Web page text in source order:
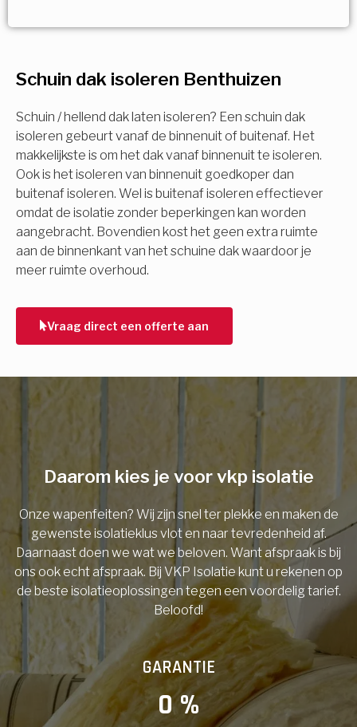
Schuin dak isoleren Benthuizen
Schuin / hellend dak laten isoleren? Een schuin dak
isoleren gebeurt vanaf de binnenuit of buitenaf. Het
makkelijkste is om het dak vanaf binnenuit te isoleren.
Ook is het isoleren van binnenuit goedkoper dan
buitenaf isoleren. Wel is buitenaf isoleren effectiever
omdat de isolatie zonder beperkingen kan worden
aangebracht. Bovendien kost het geen extra ruimte
aan de binnenkant van het schuine dak waardoor je
meer ruimte overhoud.
Vraag direct een offerte aan
Meerdere keuzes mogelijk
Isolatiemaatregel
Spouwisolatie
Vloerisolatie
Dakisolatie
Gevelisolatie
Vorige Volgende
subsidie!
Vul uw gegevens in en ontvang nu direct uw
berekening per mail.
Voornaam
Telefoonnummer
Vorige
Daarom kies je voor vkp isolatie
Onze wapenfeiten? Wij zijn snel ter plekke en maken de
gewenste isolatieklus vlot en naar tevredenheid af.
Daarnaast doen we wat we beloven. Want afspraak is bij
ons ook echt afspraak. Bij VKP Isolatie kunt u rekenen op
de beste isolatieoplossingen tegen een voordelig tarief.
Beloofd!
GARANTIE
0 %